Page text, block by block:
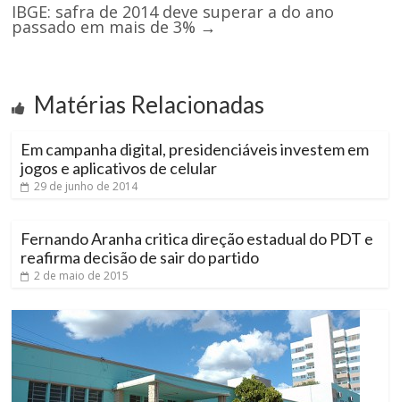
IBGE: safra de 2014 deve superar a do ano
passado em mais de 3% →
Matérias Relacionadas
Em campanha digital, presidenciáveis investem em
jogos e aplicativos de celular
29 de junho de 2014
Fernando Aranha critica direção estadual do PDT e
reafirma decisão de sair do partido
2 de maio de 2015